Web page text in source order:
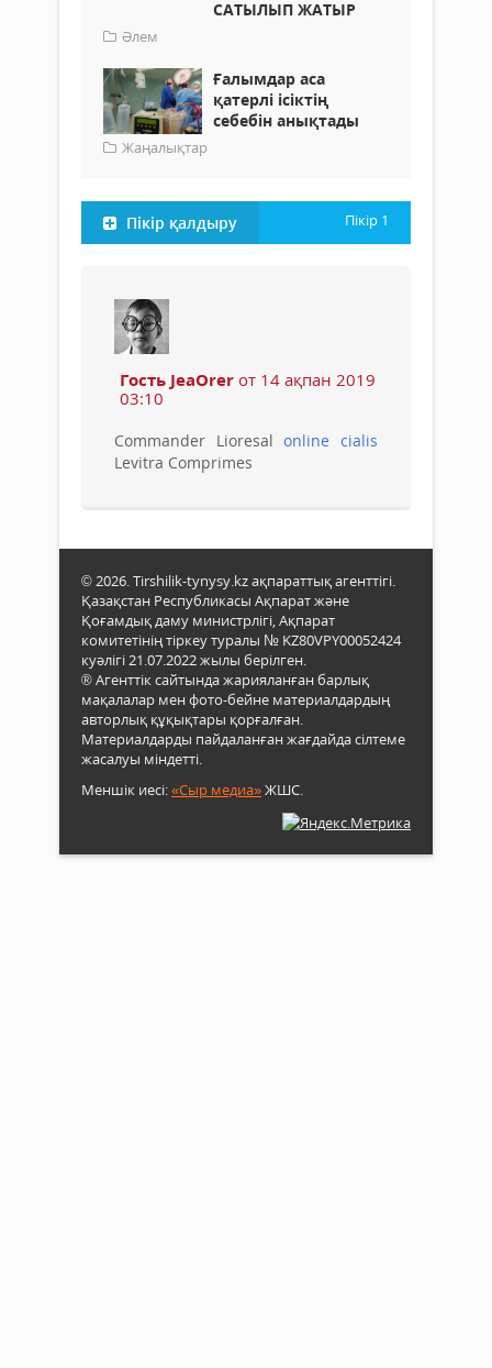
САТЫЛЫП ЖАТЫР
Әлем
Ғалымдар аса
қатерлі ісіктің
себебін анықтады
Жаңалықтар
Пікір қалдыру Пікір 1
Гость JeaOrer от 14 ақпан 2019
03:10
Commander Lioresalonline cialis
Levitra Comprimes
© 2026. Tirshilik-tynysy.kz ақпараттық агенттігі.
Қазақстан Республикасы Ақпарат және
Қоғамдық даму министрлігі, Ақпарат
комитетінің тіркеу туралы № KZ80VPY00052424
куәлігі 21.07.2022 жылы берілген.
® Агенттік сайтында жарияланған барлық
мақалалар мен фото-бейне материалдардың
авторлық құқықтары қорғалған.
Материалдарды пайдаланған жағдайда сілтеме
жасалуы міндетті.
Меншік иесі:«Сыр медиа»ЖШС.